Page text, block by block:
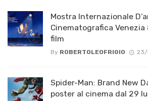
Mostra Internazionale
Cinematografica
film
By ROBERTOLEOFRIGIO 23/
Spider-Man: Brand New
poster al cinema dal 29